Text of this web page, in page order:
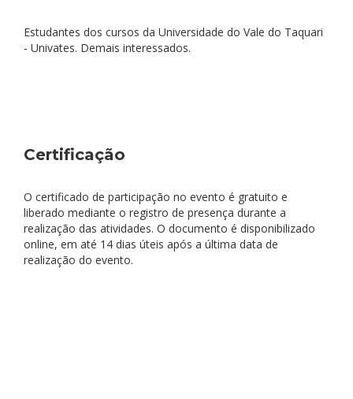
Estudantes dos cursos da Universidade do Vale do Taquari
- Univates. Demais interessados.
Certificação
O certificado de participação no evento é gratuito e
liberado mediante o registro de presença durante a
realização das atividades. O documento é disponibilizado
online, em até 14 dias úteis após a última data de
realização do evento.